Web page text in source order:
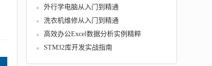
外行学电脑从入门到精通
洗衣机维修从入门到精通
高效办公Excel数据分析实例精粹
STM32库开发实战指南